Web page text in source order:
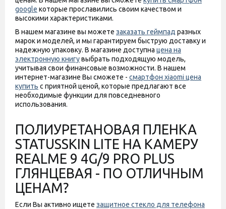
google которые прославились своим качеством и
высокими характеристиками.
В нашем магазине вы можете заказать геймпад разных
марок и моделей, и мы гарантируем быструю доставку и
надежную упаковку. В магазине доступна цена на
электронную книгувыбрать подходящую модель,
учитывая свои финансовые возможности. В нашем
интернет-магазине Вы сможете - смартфон xiaomi цена
купить с приятной ценой, которые предлагают все
необходимые функции для повседневного
использования.
ПОЛИУРЕТАНОВАЯ ПЛЕНКА
STATUSSKIN LITE НА КАМЕРУ
REALME 9 4G/9 PRO PLUS
ГЛЯНЦЕВАЯ - ПО ОТЛИЧНЫМ
ЦЕНАМ?
Если Вы активно ищете защитное стекло для телефона